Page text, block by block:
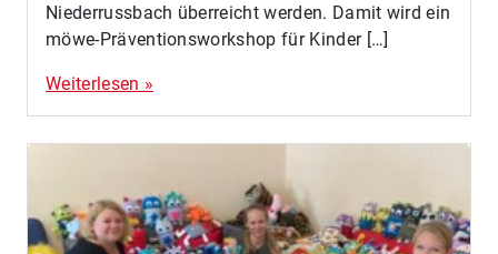
Niederrussbach überreicht werden. Damit wird ein
möwe-Präventionsworkshop für Kinder […]
Weiterlesen »